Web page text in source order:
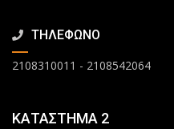
ΤΗΛΕΦΩΝΟ
2108310011 - 2108542064
ΚΑΤΑΣΤΗΜΑ 2